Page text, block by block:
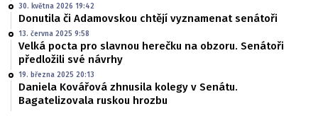
30. května 2026 19:42
Donutila či Adamovskou chtějí vyznamenat senátoři
13. června 2025 9:58
Velká pocta pro slavnou herečku na obzoru. Senátoři
předložili své návrhy
19. března 2025 20:13
Daniela Kovářová zhnusila kolegy v Senátu.
Bagatelizovala ruskou hrozbu